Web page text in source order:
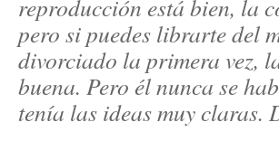
reproducción está bien, la
pero si puedes librarte del
divorciado la primera vez,
buena. Pero él nunca se
tenía las ideas muy claras.